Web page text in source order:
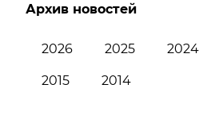
Архив новостей
2026 2025 2024
2015 2014